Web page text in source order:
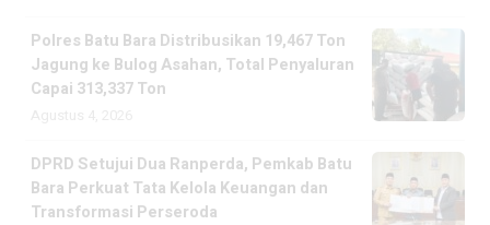
Polres Batu Bara Distribusikan 19,467 Ton
Jagung ke Bulog Asahan, Total Penyaluran
Capai 313,337 Ton
DPRD Setujui Dua Ranperda, Pemkab Batu
Bara Perkuat Tata Kelola Keuangan dan
Transformasi Perseroda